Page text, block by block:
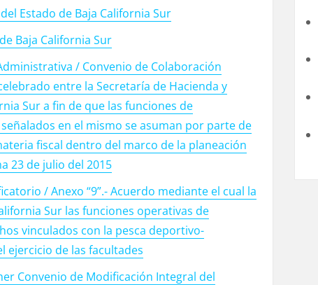
Estado de Baja California Sur
Baja California Sur
/ Convenio de Colaboración
entre la Secretaría de Hacienda y
Sur a fin de que las funciones de
en el mismo se asuman por parte de
fiscal dentro del marco de la planeación
23 de julio del 2015
/ Anexo “9”.- Acuerdo mediante el cual la
Sur las funciones operativas de
vinculados con la pesca deportivo-
ejercicio de las facultades
Convenio de Modificación Integral del